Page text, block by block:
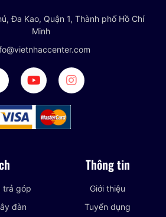
Đa Kao, Quận 1, Thành phố Hồ Chí
Minh
trả góp
đàn
Thông tin
Giới thiệu
Tuyển dụng